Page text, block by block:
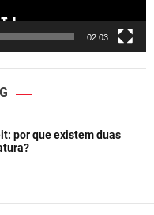
02:03
por que existem duas